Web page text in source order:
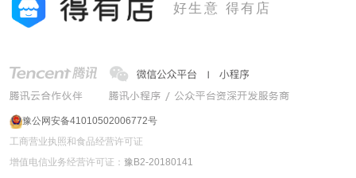
好生意 得有店
豫公网安备41010502006772号
工商营业执照和食品经营许可证
增值电信业务经营许可证： 豫B2-20180141